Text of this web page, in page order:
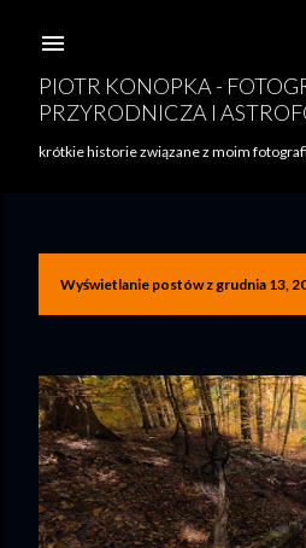
PIOTR KONOPKA -
PRZYRODNICZA I
krótkie historie związane z moim
P
s
t
y
Wyświetlanie postów z grudnia 13,